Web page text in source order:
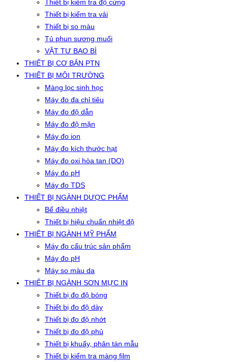
Thiết bị kiểm tra độ cứng
Thiết bị kiểm tra vải
Thiết bị so màu
Tủ phun sương muối
VẬT TƯ BAO BÌ
THIẾT BỊ CƠ BẢN PTN
THIẾT BỊ MÔI TRƯỜNG
Màng lọc sinh học
Máy đo đa chỉ tiêu
Máy đo độ dẫn
Máy đo độ mặn
Máy đo ion
Máy đo kích thước hạt
Máy đo oxi hòa tan (DO)
Máy đo pH
Máy đo TDS
THIẾT BỊ NGÀNH DƯỢC PHẨM
Bể điều nhiệt
Thiết bị hiệu chuẩn nhiệt độ
THIẾT BỊ NGÀNH MỸ PHẨM
Máy đo cấu trúc sản phẩm
Máy đo pH
Máy so màu da
THIẾT BỊ NGÀNH SƠN MỰC IN
Thiết bị đo độ bóng
Thiết bị đo độ dày
Thiết bị đo độ nhớt
Thiết bị đo độ phủ
Thiết bị khuấy, phân tán mẫu
Thiết bị kiểm tra màng film